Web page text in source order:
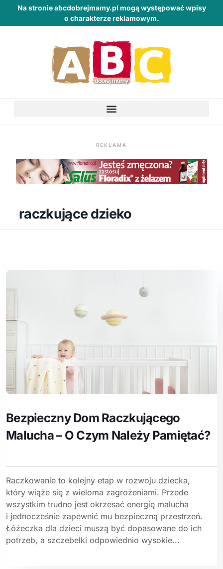
Na stronie abcdobrejmamy.pl mogą występować wpisy
o charakterze reklamowym.
REKLAMA
raczkujące dzieko
Bezpieczny Dom Raczkującego
Malucha – O Czym Należy Pamiętać?
Raczkowanie to kolejny etap w rozwoju dziecka,
który wiąże się z wieloma zagrożeniami. Przede
wszystkim trudno jest okrzesać energię malucha
i jednocześnie zapewnić mu bezpieczną przestrzeń.
Łóżeczka dla dzieci muszą być dopasowane do ich
potrzeb, a szczebelki odpowiednio wysokie...